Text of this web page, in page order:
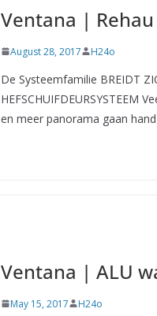
Ventana | Rehau
August 28, 2017 H24o
De Systeemfamilie BREIDT
HEFSCHUIFDEURSYSTEEM
en meer panorama gaan
Ventana | ALU
May 15, 2017 H24o